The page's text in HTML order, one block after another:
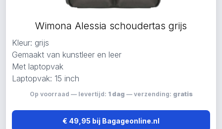
Wimona Alessia schoudertas grijs
Kleur: grijs
Gemaakt van kunstleer en leer
Met laptopvak
Laptopvak: 15 inch
Op voorraad — levertijd: 1 dag — verzending: gratis
€ 49,95 bij Bagageonline.nl